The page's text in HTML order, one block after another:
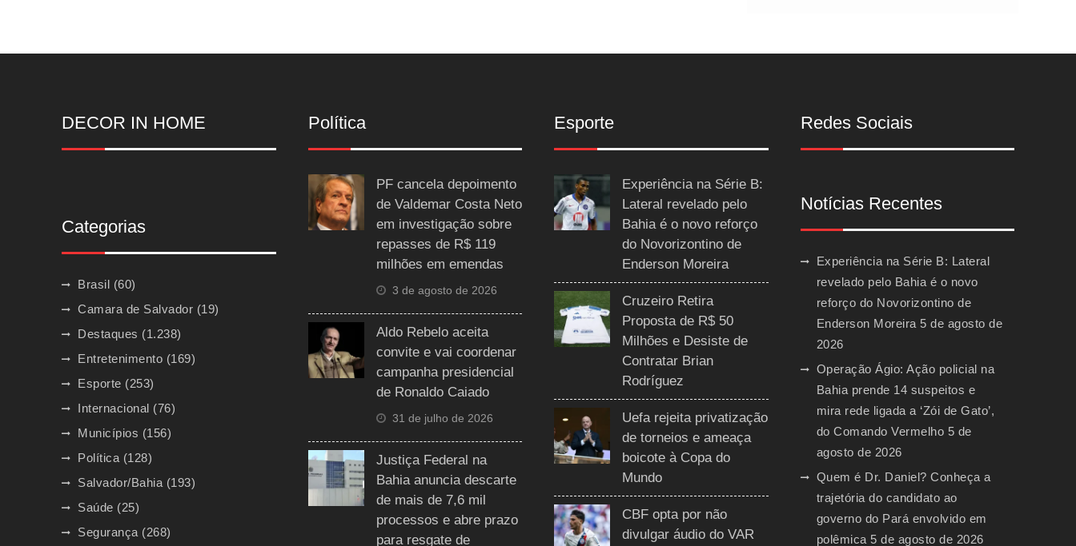
DECOR IN HOME
Categorias
Brasil (60)
Camara de Salvador (19)
Destaques (1.238)
Entretenimento (169)
Esporte (253)
Internacional (76)
Municípios (156)
Política (128)
Salvador/Bahia (193)
Saúde (25)
Segurança (268)
Política
PF cancela depoimento
de Valdemar Costa Neto
em investigação sobre
repasses de R$ 119
milhões em emendas
3 de agosto de 2026
Aldo Rebelo aceita
convite e vai coordenar
campanha presidencial
de Ronaldo Caiado
31 de julho de 2026
Justiça Federal na
Bahia anuncia descarte
de mais de 7,6 mil
processos e abre prazo
para resgate de
Esporte
Experiência na Série B:
Lateral revelado pelo
Bahia é o novo reforço
do Novorizontino de
Enderson Moreira
Cruzeiro Retira
Proposta de R$ 50
Milhões e Desiste de
Contratar Brian
Rodríguez
Uefa rejeita privatização
de torneios e ameaça
boicote à Copa do
Mundo
CBF opta por não
divulgar áudio do VAR
Redes Sociais
Notícias Recentes
Experiência na Série B: Lateral
revelado pelo Bahia é o novo
reforço do Novorizontino de
Enderson Moreira 5 de agosto de
2026
Operação Ágio: Ação policial na
Bahia prende 14 suspeitos e
mira rede ligada a ‘Zói de Gato’,
do Comando Vermelho 5 de
agosto de 2026
Quem é Dr. Daniel? Conheça a
trajetória do candidato ao
governo do Pará envolvido em
polêmica 5 de agosto de 2026